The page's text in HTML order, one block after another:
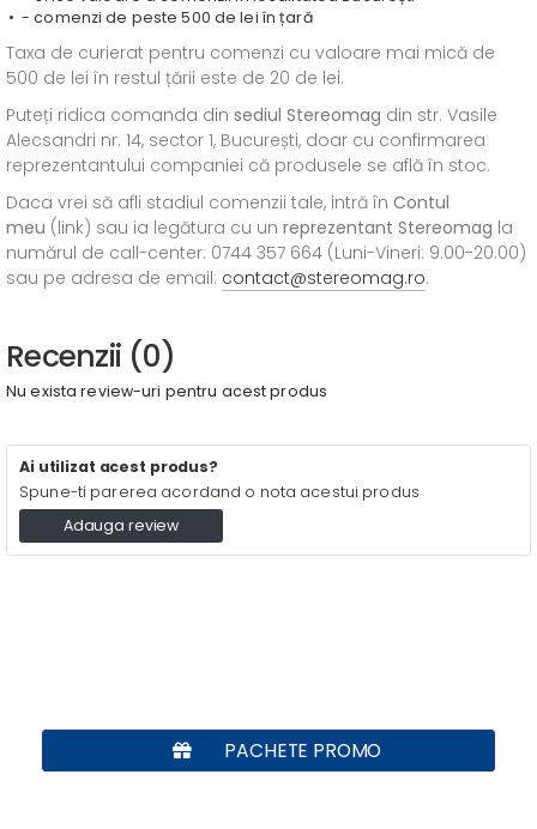
- comenzi de peste 500 de lei în țară
Taxa de curierat pentru comenzi cu valoare mai mică de
500 de lei în restul țării este de 20 de lei.
Puteți ridica comanda din sediul Stereomag din str. Vasile
Alecsandri nr. 14, sector 1, București, doar cu confirmarea
reprezentantului companiei că produsele se află în stoc.
Daca vrei să afli stadiul comenzii tale, intră în Contul
meu (link) sau ia legătura cu un reprezentant Stereomag la
numărul de call-center: 0744 357 664 (Luni-Vineri: 9.00-20.00)
sau pe adresa de email: contact@stereomag.ro.
Recenzii (0)
Nu exista review-uri pentru acest produs
Ai utilizat acest produs?
Spune-ti parerea acordand o nota acestui produs
Adauga review
PACHETE PROMO